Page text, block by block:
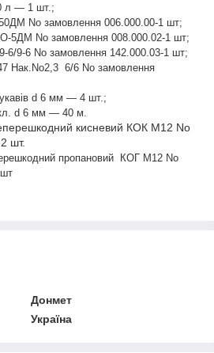
л — 1 шт.;
No замовлення 006.000.00-1 шт;
5ДМ No замовлення 008.000.02-1 шт;
6/9-6 No замовлення 142.000.03-1 шт;
Нак.No2,3 6/6 No замовлення
d 6 мм — 4 шт.;
d 6 мм — 40 м.
кисневий КОК М12 No
шт.
пропановий КОГ М12 No
Донмет
Україна